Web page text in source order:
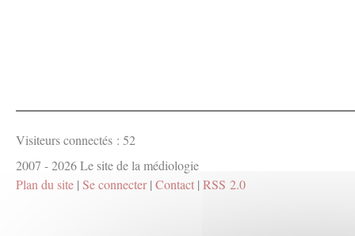
Visiteurs connectés : 52
2007 - 2026 Le site de la médiologie
Plan du site | Se connecter| Contact | RSS 2.0